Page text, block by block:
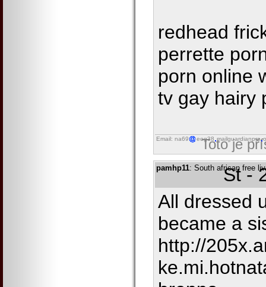
redhead
perrette
porn online
tv gay hairy
Email: na69 eog38 mailguardianpro
Toto je
pamhp11: South african free
St -
All dressed
became a
http://